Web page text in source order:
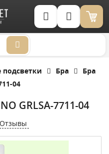
Корзина (0)
Бра
Бра
04
GRLSA-7711-04
Отзывы